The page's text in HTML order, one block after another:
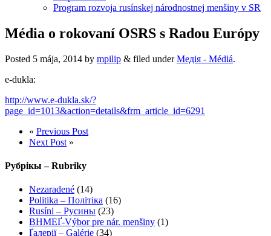
Program rozvoja rusínskej národnostnej menšiny v SR
Média o rokovaní OSRS s Radou Európy
Posted 5 mája, 2014 by mpilip & filed underМедія - Médiá.
e-dukla:
http://www.e-dukla.sk/?
page_id=1013&action=details&frm_article_id=6291
« Previous Post
Next Post »
Рубрікы – Rubriky
Nezaradené (14)
Politika – Політіка (16)
Rusíni – Русины (23)
ВНМЕҐ-Výbor pre nár. menšiny (1)
Ґалерії – Galérie (34)